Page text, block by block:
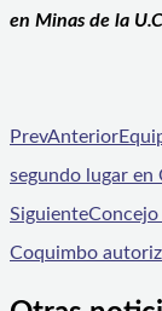
en Minas de la
PrevAnterior
segundo lugar en
Siguiente
Coquimbo